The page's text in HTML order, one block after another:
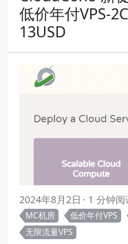
低价年付VPS-
13USD
2024年8月2日 1 分钟阅
MC机房
低价年付VPS
无限流量VPS